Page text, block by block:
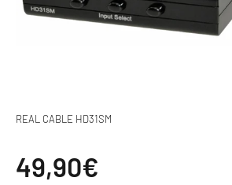
REAL CABLE HD31SM
Prix de vente
49,90€